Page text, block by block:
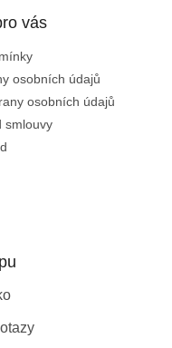
vás
osobních údajů
osobních údajů
smlouvy